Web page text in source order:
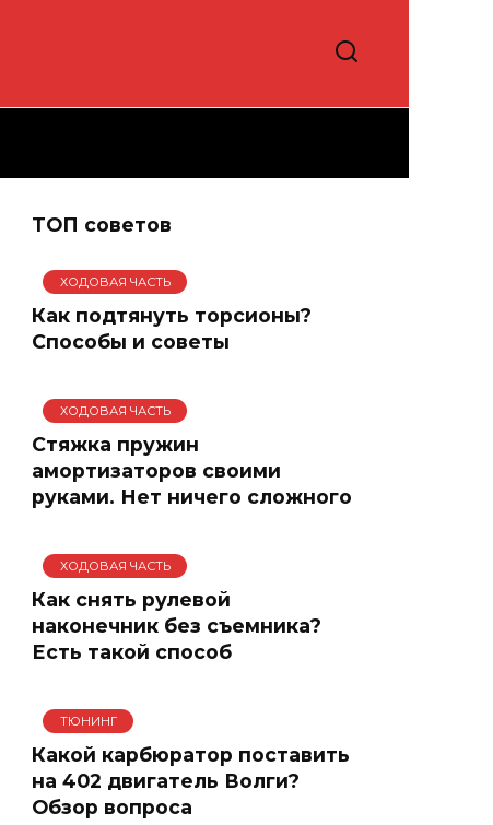
ТОП советов
ХОДОВАЯ ЧАСТЬ
Как подтянуть торсионы?
Способы и советы
ХОДОВАЯ ЧАСТЬ
Стяжка пружин
амортизаторов своими
руками. Нет ничего сложного
ХОДОВАЯ ЧАСТЬ
Как снять рулевой
наконечник без съемника?
Есть такой способ
ТЮНИНГ
Какой карбюратор поставить
на 402 двигатель Волги?
Обзор вопроса